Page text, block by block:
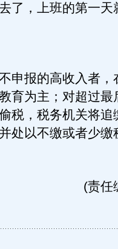
了，上班的第一天
报的高收入者，
育为主；对超过最
税，税务机关将追
处以不缴或者少缴
(责任